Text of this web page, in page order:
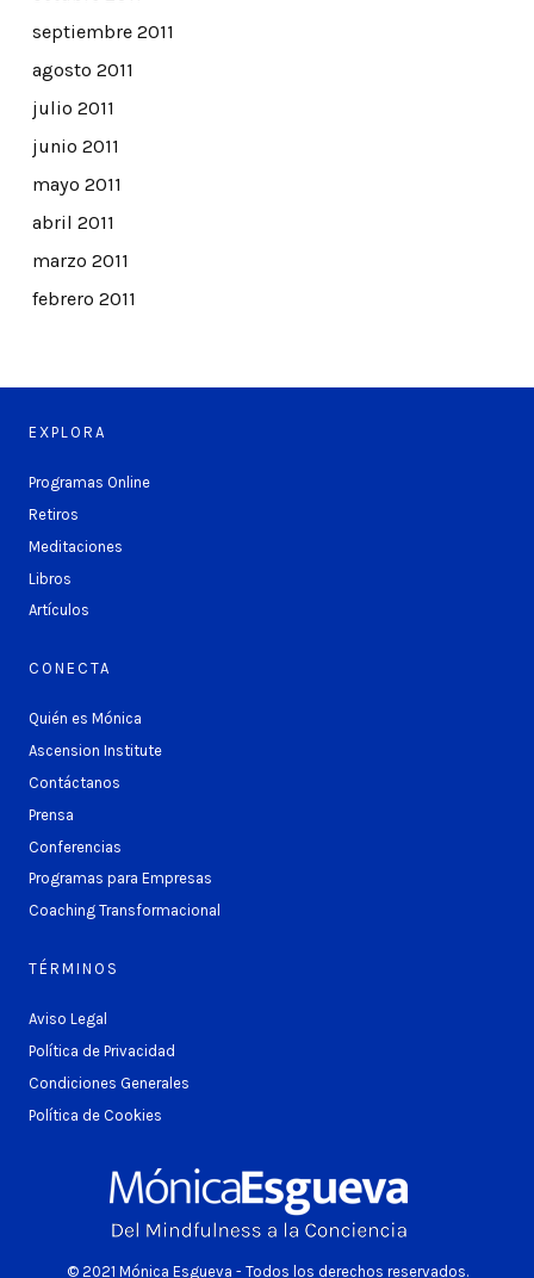
septiembre 2011
agosto 2011
julio 2011
junio 2011
mayo 2011
abril 2011
marzo 2011
febrero 2011
EXPLORA
Programas Online
Retiros
Meditaciones
Libros
Artículos
CONECTA
Quién es Mónica
Ascension Institute
Contáctanos
Prensa
Conferencias
Programas para Empresas
Coaching Transformacional
TÉRMINOS
Aviso Legal
Política de Privacidad
Condiciones Generales
Política de Cookies
© 2021 Mónica Esgueva - Todos los derechos reservados.